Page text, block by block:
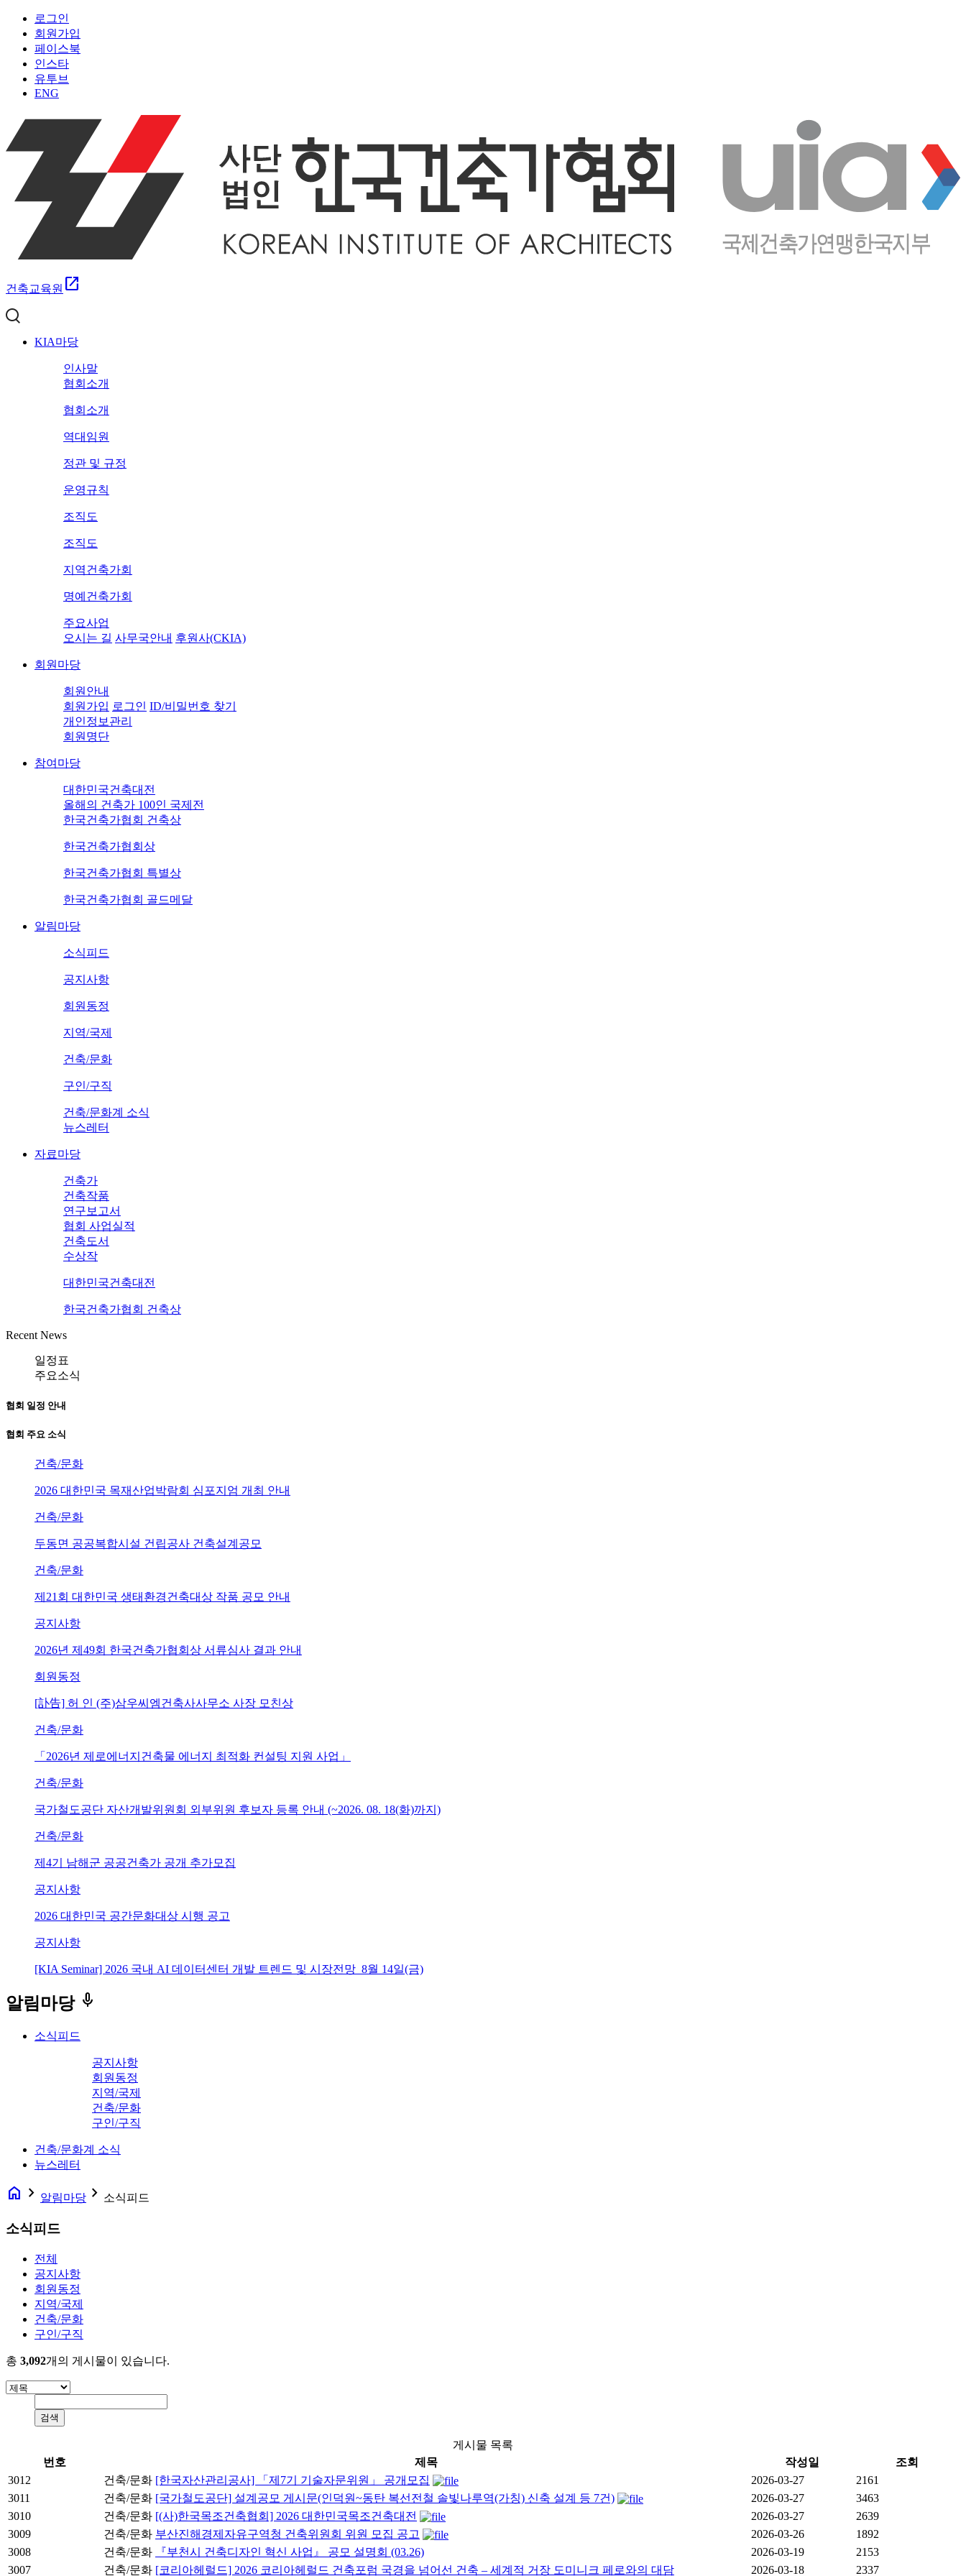
로그인
회원가입
페이스북
인스타
유투브
ENG
건축교육원 open_in_new
KIA마당
인사말
협회소개
협회소개
역대임원
정관 및 규정
운영규칙
조직도
조직도
지역건축가회
명예건축가회
주요사업
오시는 길 사무국안내 후원사(CKIA)
회원마당
회원안내
회원가입 로그인 ID/비밀번호 찾기
개인정보관리
회원명단
참여마당
대한민국건축대전
올해의 건축가 100인 국제전
한국건축가협회 건축상
한국건축가협회상
한국건축가협회 특별상
한국건축가협회 골드메달
알림마당
소식피드
공지사항
회원동정
지역/국제
건축/문화
구인/구직
건축/문화계 소식
뉴스레터
자료마당
건축가
건축작품
연구보고서
협회 사업실적
건축도서
수상작
대한민국건축대전
한국건축가협회 건축상
Recent News
일정표
주요소식
협회 일정 안내
협회 주요 소식
건축/문화
2026 대한민국 목재산업박람회 심포지엄 개최 안내
건축/문화
두동면 공공복합시설 건립공사 건축설계공모
건축/문화
제21회 대한민국 생태환경건축대상 작품 공모 안내
공지사항
2026년 제49회 한국건축가협회상 서류심사 결과 안내
회원동정
[訃告] 허 인 (주)삼우씨엠건축사사무소 사장 모친상
건축/문화
「2026년 제로에너지건축물 에너지 최적화 컨설팅 지원 사업」
건축/문화
국가철도공단 자산개발위원회 외부위원 후보자 등록 안내 (~2026. 08. 18(화)까지)
건축/문화
제4기 남해군 공공건축가 공개 추가모집
공지사항
2026 대한민국 공간문화대상 시행 공고
공지사항
[KIA Seminar] 2026 국내 AI 데이터센터 개발 트렌드 및 시장전망_8월 14일(금)
알림마당 keyboard_voice
소식피드
공지사항
회원동정
지역/국제
건축/문화
구인/구직
건축/문화계 소식
뉴스레터
home navigate_next 알림마당 navigate_next 소식피드
소식피드
전체
공지사항
회원동정
지역/국제
건축/문화
구인/구직
총 3,092개의 게시물이 있습니다.
게시물 목록
번호
제목 작성일
조회
3012
건축/문화 [한국자산관리공사] 「제7기 기술자문위원」 공개모집 2026-03-27
2161
3011
건축/문화 [국가철도공단] 설계공모 게시문(인덕원~동탄 복선전철 솔빛나루역(가칭) 신축 설계 등 7건) 2026-03-27
3463
3010
건축/문화 [(사)한국목조건축협회] 2026 대한민국목조건축대전 2026-03-27
2639
3009
건축/문화 부산진해경제자유구역청 건축위원회 위원 모집 공고 2026-03-26
1892
3008
건축/문화 『부천시 건축디자인 혁신 사업』 공모 설명회 (03.26) 2026-03-19
2153
3007
건축/문화 [코리아헤럴드] 2026 코리아헤럴드 건축포럼 국경을 넘어선 건축 – 세계적 거장 도미니크 페로와의 대담 2026-03-18 2337